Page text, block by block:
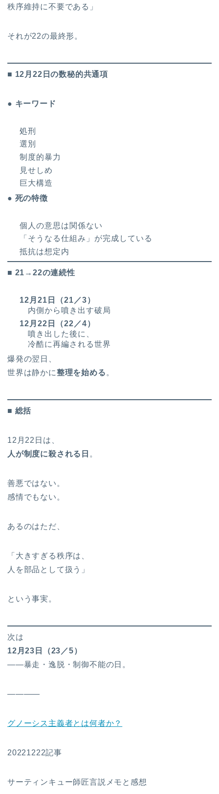
秩序維持に不要である」
それが22の最終形。
■ 12月22日の数秘的共通項
● キーワード
処刑
選別
制度的暴力
見せしめ
巨大構造
● 死の特徴
個人の意思は関係ない
「そうなる仕組み」が完成している
抵抗は想定内
■ 21→22の連続性
12月21日（21／3）
内側から噴き出す破局
12月22日（22／4）
噴き出した後に、
冷酷に再編される世界
爆発の翌日、
世界は静かに整理を始める 。
■ 総括
12月22日は、
人が制度に殺される日 。
善悪ではない。
感情でもない。
あるのはただ、
「大きすぎる秩序は、
人を部品として扱う」
という事実。
次は
12 月23日（23／5）
――暴走・逸脱・制御不能の日。
————
グノーシス主義者とは何者か？
20221222記事
サーティンキュー師匠言説メモと感想